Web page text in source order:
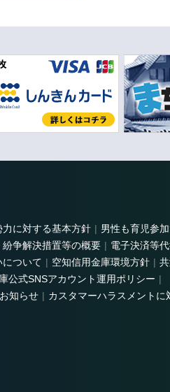
力に対する基本方針 男性も育児参
争解決措置等の概要
電子決済等
ついて 空知信用金庫環境方針
公式SNSアカウント運用ポリシー
知らせ
カスタマーハラスメントに